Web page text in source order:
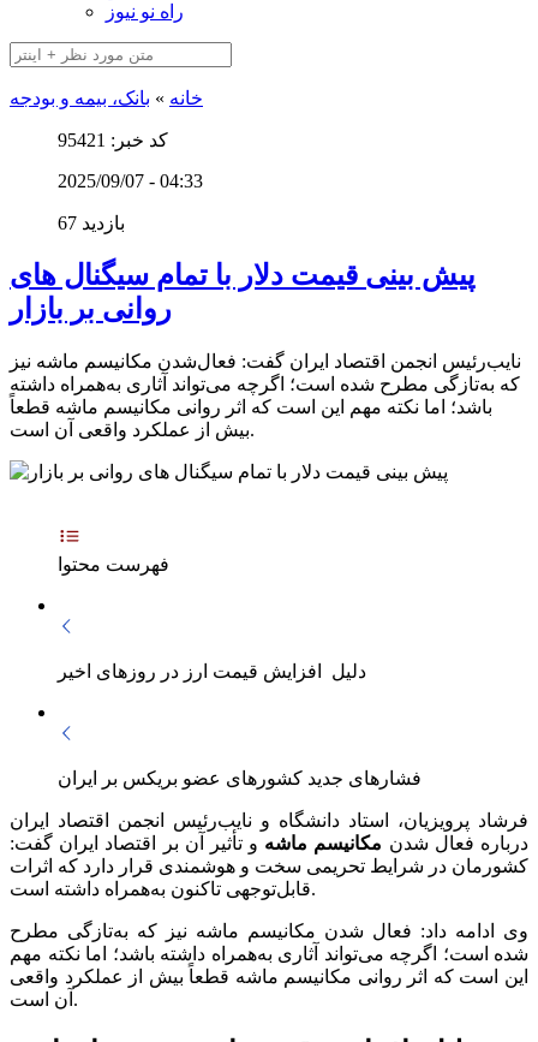
راه نو نیوز
خانه » بانک، بیمه و بودجه
کد خبر: 95421
2025/09/07 - 04:33
67 بازدید
پیش بینی قیمت دلار با تمام سیگنال های
روانی بر بازار
نایب‌رئیس انجمن اقتصاد ایران گفت:‌ فعال‌شدن مکانیسم ماشه نیز
که به‌تازگی مطرح شده است؛ اگرچه می‌تواند آثاری به‌همراه داشته
باشد؛ اما نکته مهم این است که اثر روانی مکانیسم ماشه قطعاً
بیش از عملکرد واقعی آن است.
فهرست محتوا
فشارهای جدید کشورهای عضو بریکس بر ایران
فرشاد پرویزیان، استاد دانشگاه و نایب‌رئیس انجمن اقتصاد ایران
درباره فعال شدن مکانیسم ماشه و تأثیر آن بر اقتصاد ایران گفت:
کشورمان در شرایط تحریمی سخت و هوشمندی قرار دارد که اثرات
قابل‌توجهی تاکنون به‌همراه داشته است.
وی ادامه داد: فعال شدن مکانیسم ماشه نیز که به‌تازگی مطرح
شده است؛ اگرچه می‌تواند آثاری به‌همراه داشته باشد؛ اما نکته مهم
این است که اثر روانی مکانیسم ماشه قطعاً بیش از عملکرد واقعی
آن است.